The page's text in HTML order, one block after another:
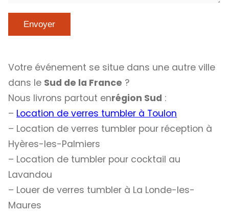
Votre événement se situe dans une autre ville
dans le Sud de la France ?
Nous livrons partout enrégion Sud :
– Location de verres tumbler à Toulon
– Location de verres tumbler pour réception à
Hyères-les-Palmiers
– Location de tumbler pour cocktail au
Lavandou
– Louer de verres tumbler à La Londe-les-
Maures